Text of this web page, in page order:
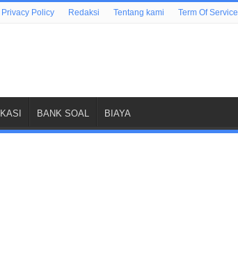
Privacy Policy Redaksi Tentang kami Term Of Service
BANK SOAL BIAYA